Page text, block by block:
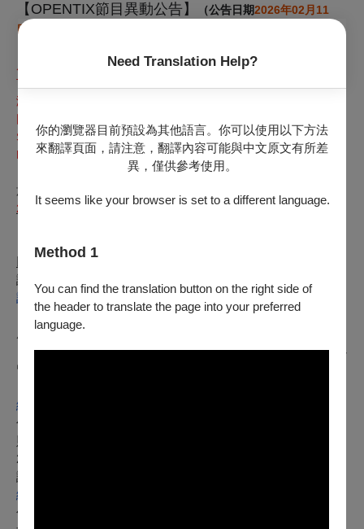
Need Translation Help?
你的瀏覽器目前預設為其他語言。你可以使用以下方法
來翻譯頁面，請注意，翻譯內容可能與中文原文有所差
異，僅供參考使用。
It seems like your browser is set to a different language.
Method 1
You can find the translation button on the right side of
the header to translate the page into your preferred
language.
【OPENTIX節目異動公告】 （公告日期2026年02月11
日
年05月12日（二）19:30於國家音樂廳演出之【2026
TSO 大師系列】殷巴爾與TSO之伯恩斯坦《卡迪希》臺灣首演，
演出者女高音：瓦妮娜．桑托尼 （Vannina Santoni, Soprano）
Soprano），新增台北愛樂少年及兒童合唱團 （Taipei
Philharmonic Youth and Children’s Choir）。
於異動公告發佈前之購票觀眾，如因本異動欲退票，自公告日起至
2026 年03月15日 前 ，可依以下辦法辦理全額退票：
【電子票或尚未取紙本票】
以「信用卡、行動支付、文化幣全額支付」購票：
請使用OPENTIX線上退訂單功能，至會員＞
訂單紀錄
＞點入要退訂的訂單，按下「退訂單」勾選欲退項目，線上完
成退訂。
※請留意，每日23:30-00:00為系統結算期間暫停服務。請務必
留意退票期限，提前申請。
網站
勾選項目1，填寫訂單資料辦理。申請的退票如符合退票規
則，將於3個工作日內執行退票作業。
2.
請至
網站
勾選項目2，填寫訂單資料並附上存摺照片辦理，申請的退票